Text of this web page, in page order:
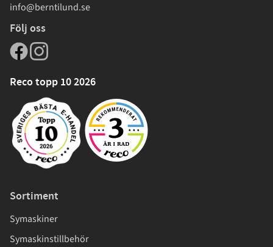
info@berntilund.se
Följ oss
Reco topp 10 2026
Sortiment
Symaskiner
Symaskinstillbehör